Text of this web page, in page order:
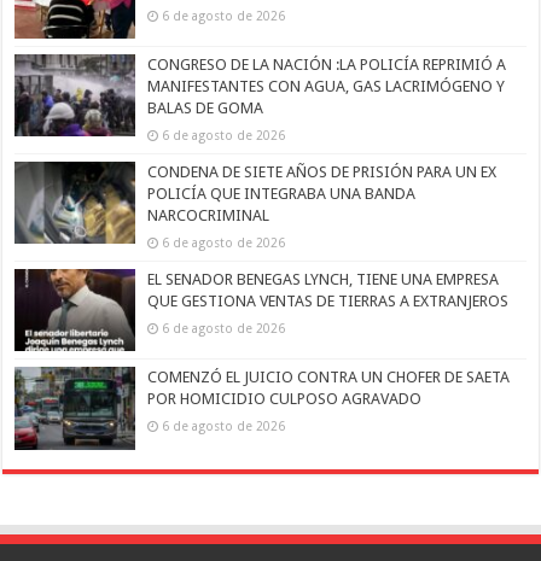
6 de agosto de 2026
CONGRESO DE LA NACIÓN :LA POLICÍA REPRIMIÓ A
MANIFESTANTES CON AGUA, GAS LACRIMÓGENO Y
BALAS DE GOMA
6 de agosto de 2026
CONDENA DE SIETE AÑOS DE PRISIÓN PARA UN EX
POLICÍA QUE INTEGRABA UNA BANDA
NARCOCRIMINAL
6 de agosto de 2026
EL SENADOR BENEGAS LYNCH, TIENE UNA EMPRESA
QUE GESTIONA VENTAS DE TIERRAS A EXTRANJEROS
6 de agosto de 2026
COMENZÓ EL JUICIO CONTRA UN CHOFER DE SAETA
POR HOMICIDIO CULPOSO AGRAVADO
6 de agosto de 2026